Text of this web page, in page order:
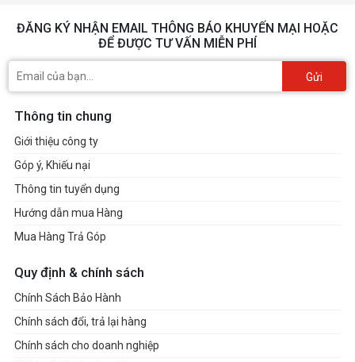
ĐĂNG KÝ NHẬN EMAIL THÔNG BÁO KHUYẾN MẠI HOẶC
ĐỂ ĐƯỢC TƯ VẤN MIỄN PHÍ
Gửi
Thông tin chung
Giới thiệu công ty
Góp ý, Khiếu nại
Thông tin tuyển dụng
Hướng dẫn mua Hàng
Mua Hàng Trả Góp
Quy định & chính sách
Chính Sách Bảo Hành
Chính sách đổi, trả lại hàng
Chính sách cho doanh nghiệp